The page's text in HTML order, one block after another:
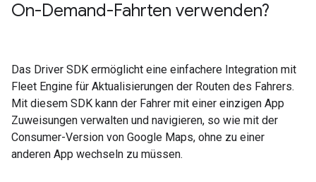
On-Demand-Fahrten verwenden?
Das Driver SDK ermöglicht eine einfachere Integration mit
Fleet Engine für Aktualisierungen der Routen des Fahrers.
Mit diesem SDK kann der Fahrer mit einer einzigen App
Zuweisungen verwalten und navigieren, so wie mit der
Consumer-Version von Google Maps, ohne zu einer
anderen App wechseln zu müssen.